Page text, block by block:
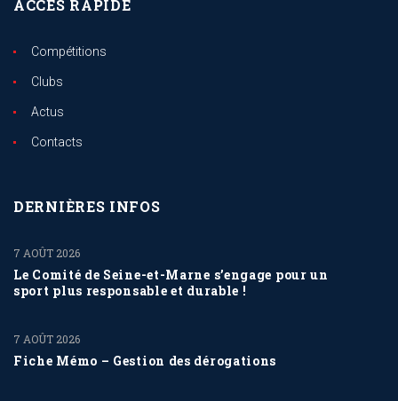
ACCÈS RAPIDE
Compétitions
Clubs
Actus
Contacts
DERNIÈRES INFOS
Le Comité de Seine-et-Marne s’engage pour un
sport plus responsable et durable !
7 AOÛT 2026
Fiche Mémo – Gestion des dérogations
7 AOÛT 2026